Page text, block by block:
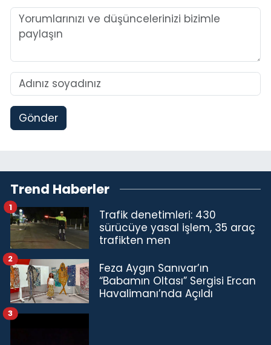
Gönder
Trend Haberler
Trafik denetimleri: 430
sürücüye yasal işlem, 35 araç
trafikten men
1
Feza Aygın Sanıvar’ın
“Babamın Oltası” Sergisi Ercan
Havalimanı’nda Açıldı
2
3